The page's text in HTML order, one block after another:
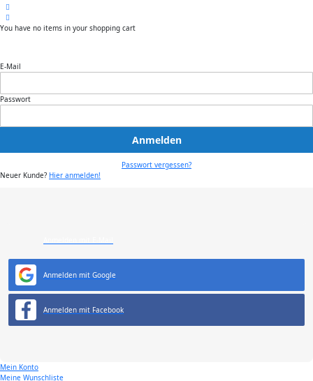
You have no items in your shopping cart
E-Mail
Passwort
Anmelden
Passwort vergessen?
Neuer Kunde? Hier anmelden!
Anmelden mit Google
Anmelden mit Facebook
Mein Konto
Meine Wunschliste